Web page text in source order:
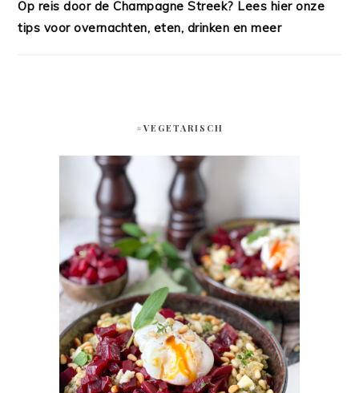
Op reis door de Champagne Streek? Lees hier onze
tips voor overnachten, eten, drinken en meer
#VEGETARISCH